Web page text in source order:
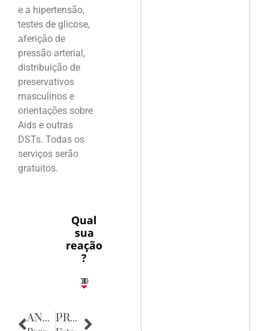
e a hipertensão,
testes de glicose,
aferição de
pressão arterial,
distribuição de
preservativos
masculinos e
orientações sobre
Aids e outras
DSTs. Todas os
serviços serão
gratuitos.
Qual
sua
reação
?
3
1
1
3
10
ANTERIOR PRÓXIMA